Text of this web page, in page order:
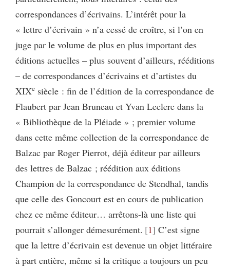
correspondances d’écrivains. L’intérêt pour la
« lettre d’écrivain » n’a cessé de croître, si l’on en
juge par le volume de plus en plus important des
éditions actuelles – plus souvent d’ailleurs, rééditions
– de correspondances d’écrivains et d’artistes du
XIXe siècle : fin de l’édition de la correspondance de
Flaubert par Jean Bruneau et Yvan Leclerc dans la
« Bibliothèque de la Pléiade » ; premier volume
dans cette même collection de la correspondance de
Balzac par Roger Pierrot, déjà éditeur par ailleurs
des lettres de Balzac ; réédition aux éditions
Champion de la correspondance de Stendhal, tandis
que celle des Goncourt est en cours de publication
chez ce même éditeur… arrêtons-là une liste qui
pourrait s’allonger démesurément. 1 C’est signe
que la lettre d’écrivain est devenue un objet littéraire
à part entière, même si la critique a toujours un peu